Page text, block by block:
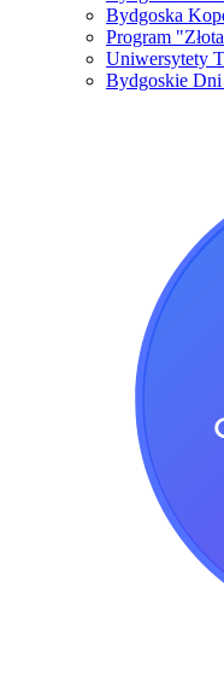
Bydgoska
Program
Uniwersytety
Bydgoskie